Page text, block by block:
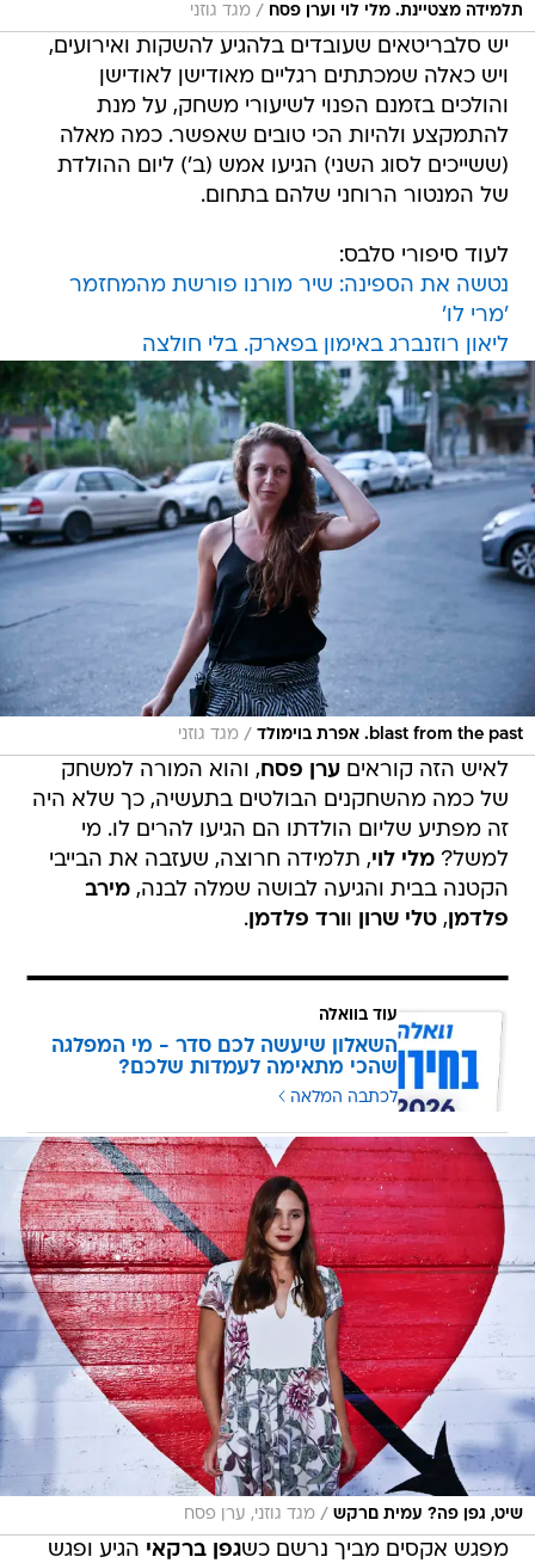
תלמידה מצטיינת. מלי לוי וערן פסח / מגד גוזני
יש סלבריטאים שעובדים בלהגיע להשקות ואירועים,
ויש כאלה שמכתתים רגליים מאודישן לאודישן
והולכים בזמנם הפנוי לשיעורי משחק, על מנת
להתמקצע ולהיות הכי טובים שאפשר. כמה מאלה
(ששייכים לסוג השני) הגיעו אמש (ב') ליום ההולדת
של המנטור הרוחני שלהם בתחום.
לעוד סיפורי סלבס:
נטשה את הספינה: שיר מורנו פורשת מהמחזמר
'מרי לו'
ליאון רוזנברג באימון בפארק. בלי חולצה
blast from the past. אפרת בוימולד / מגד גוזני
לאיש הזה קוראיםערן פסח, והוא המורה למשחק
של כמה מהשחקנים הבולטים בתעשיה, כך שלא היה
זה מפתיע שליום הולדתו הם הגיעו להרים לו. מי
למשל?מלי לוי, תלמידה חרוצה, שעזבה את הבייבי
הקטנה בבית והגיעה לבושה שמלה לבנה,מירב
פלדמן ,טלי שרון וורד פלדמן.
עוד בוואלה
השאלון שיעשה לכם סדר - מי המפלגה
שהכי מתאימה לעמדות שלכם?
לכתבה המלאה
שיט, גפן פה? עמית םרקש / מגד גוזני, ערן פסח
מפגש אקסים מביך נרשם כשגפן ברקאי הגיע ופגש